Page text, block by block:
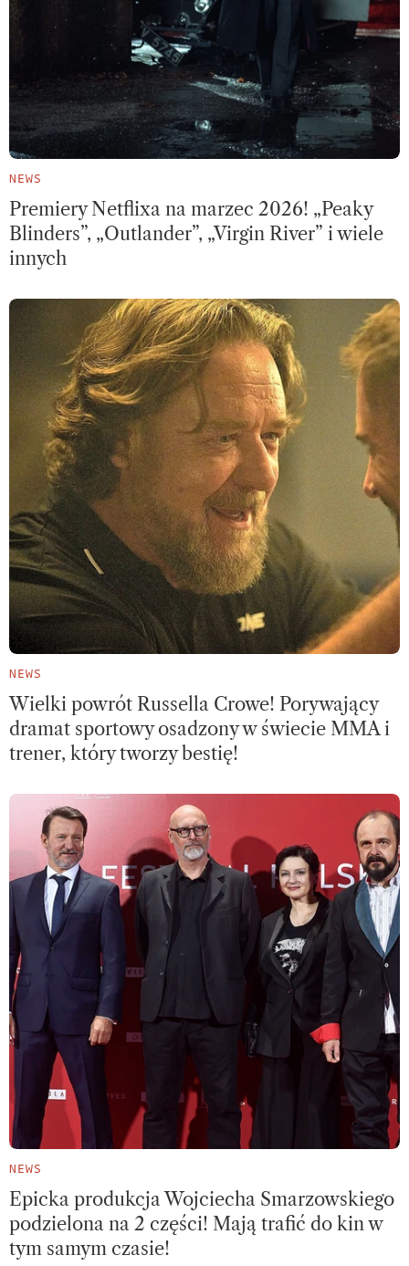
NEWS
Premiery Netflixa na marzec 2026! „Peaky
Blinders”, „Outlander”, „Virgin River” i wiele
innych
NEWS
Wielki powrót Russella Crowe! Porywający
dramat sportowy osadzony w świecie MMA i
trener, który tworzy bestię!
NEWS
Epicka produkcja Wojciecha Smarzowskiego
podzielona na 2 części! Mają trafić do kin w
tym samym czasie!